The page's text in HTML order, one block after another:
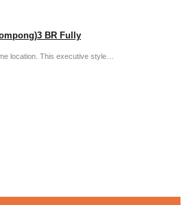
BR Fully
location. This executive style…